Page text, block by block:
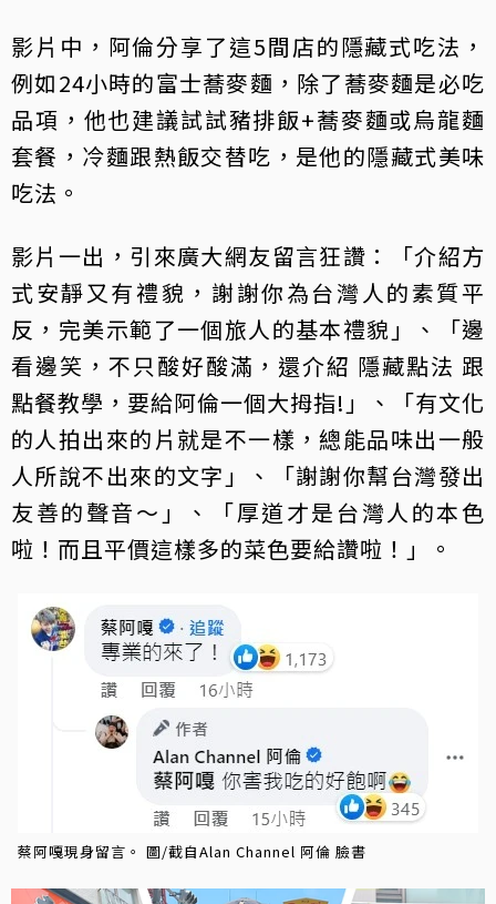
影片中，阿倫分享了這5間店的隱藏式吃法，
例如24小時的富士蕎麥麵，除了蕎麥麵是必吃
品項，他也建議試試豬排飯+蕎麥麵或烏龍麵
套餐，冷麵跟熱飯交替吃，是他的隱藏式美味
吃法。
影片一出，引來廣大網友留言狂讚：「介紹方
式安靜又有禮貌，謝謝你為台灣人的素質平
反，完美示範了一個旅人的基本禮貌」、「邊
看邊笑，不只酸好酸滿，還介紹 隱藏點法 跟
點餐教學，要給阿倫一個大拇指!」、「有文化
的人拍出來的片就是不一樣，總能品味出一般
人所說不出來的文字」、「謝謝你幫台灣發出
友善的聲音～」、「厚道才是台灣人的本色
啦！而且平價這樣多的菜色要給讚啦！」。
蔡阿嘎現身留言。 圖/截自Alan Channel 阿倫 臉書